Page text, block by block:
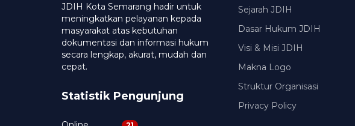
JDIH Kota Semarang hadir untuk
meningkatkan pelayanan kepada
masyarakat atas kebutuhan
dokumentasi dan informasi hukum
secara lengkap, akurat, mudah dan
cepat.
Statistik Pengunjung
Sejarah JDIH
Dasar Hukum JDIH
Visi & Misi JDIH
Makna Logo
Struktur Organisasi
Privacy Policy